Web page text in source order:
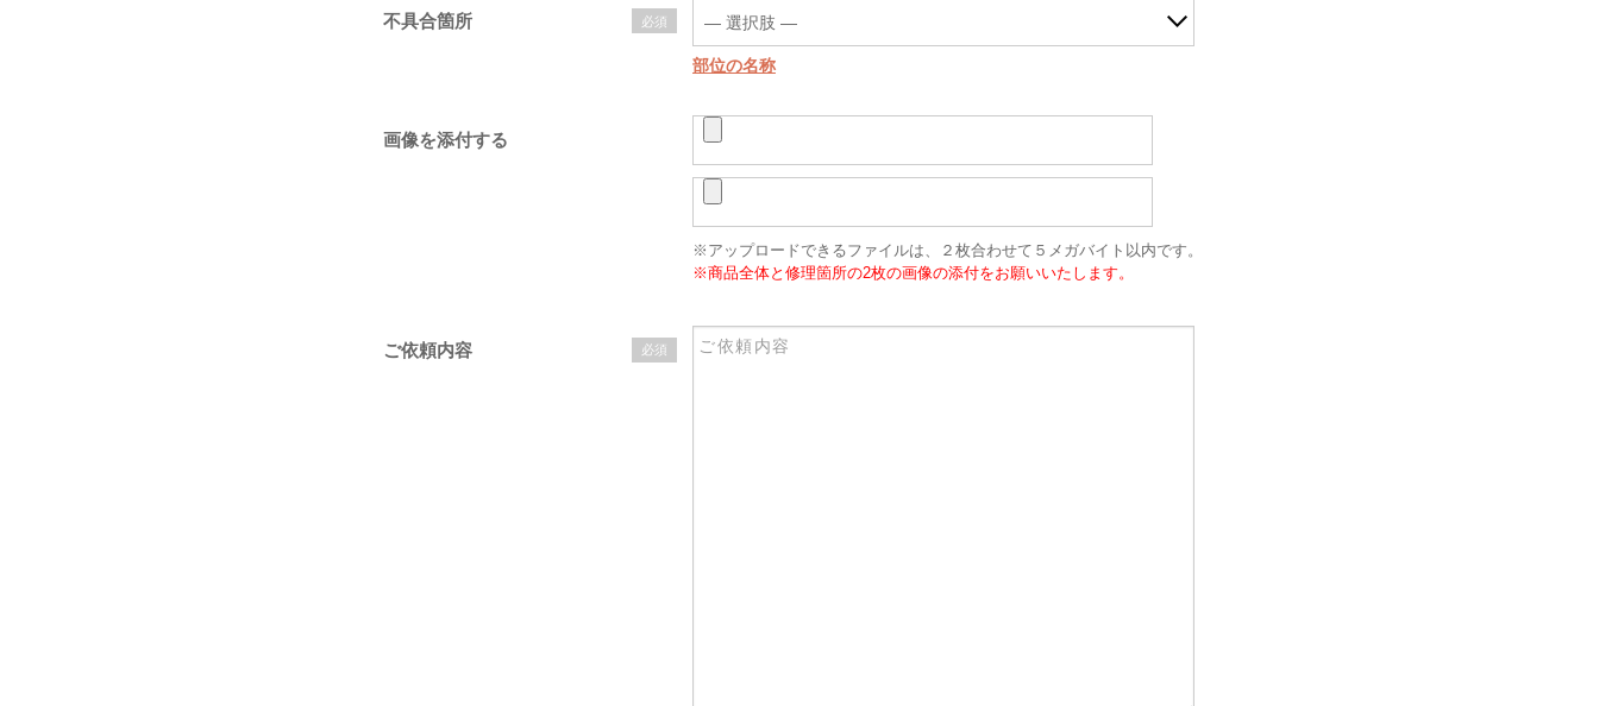
不具合箇所 必須
部位の名称
画像を添付する
※アップロードできるファイルは、２枚合わせて５メガバイト以内です。
※商品全体と修理箇所の2枚の画像の添付をお願いいたします。
ご依頼内容 必須